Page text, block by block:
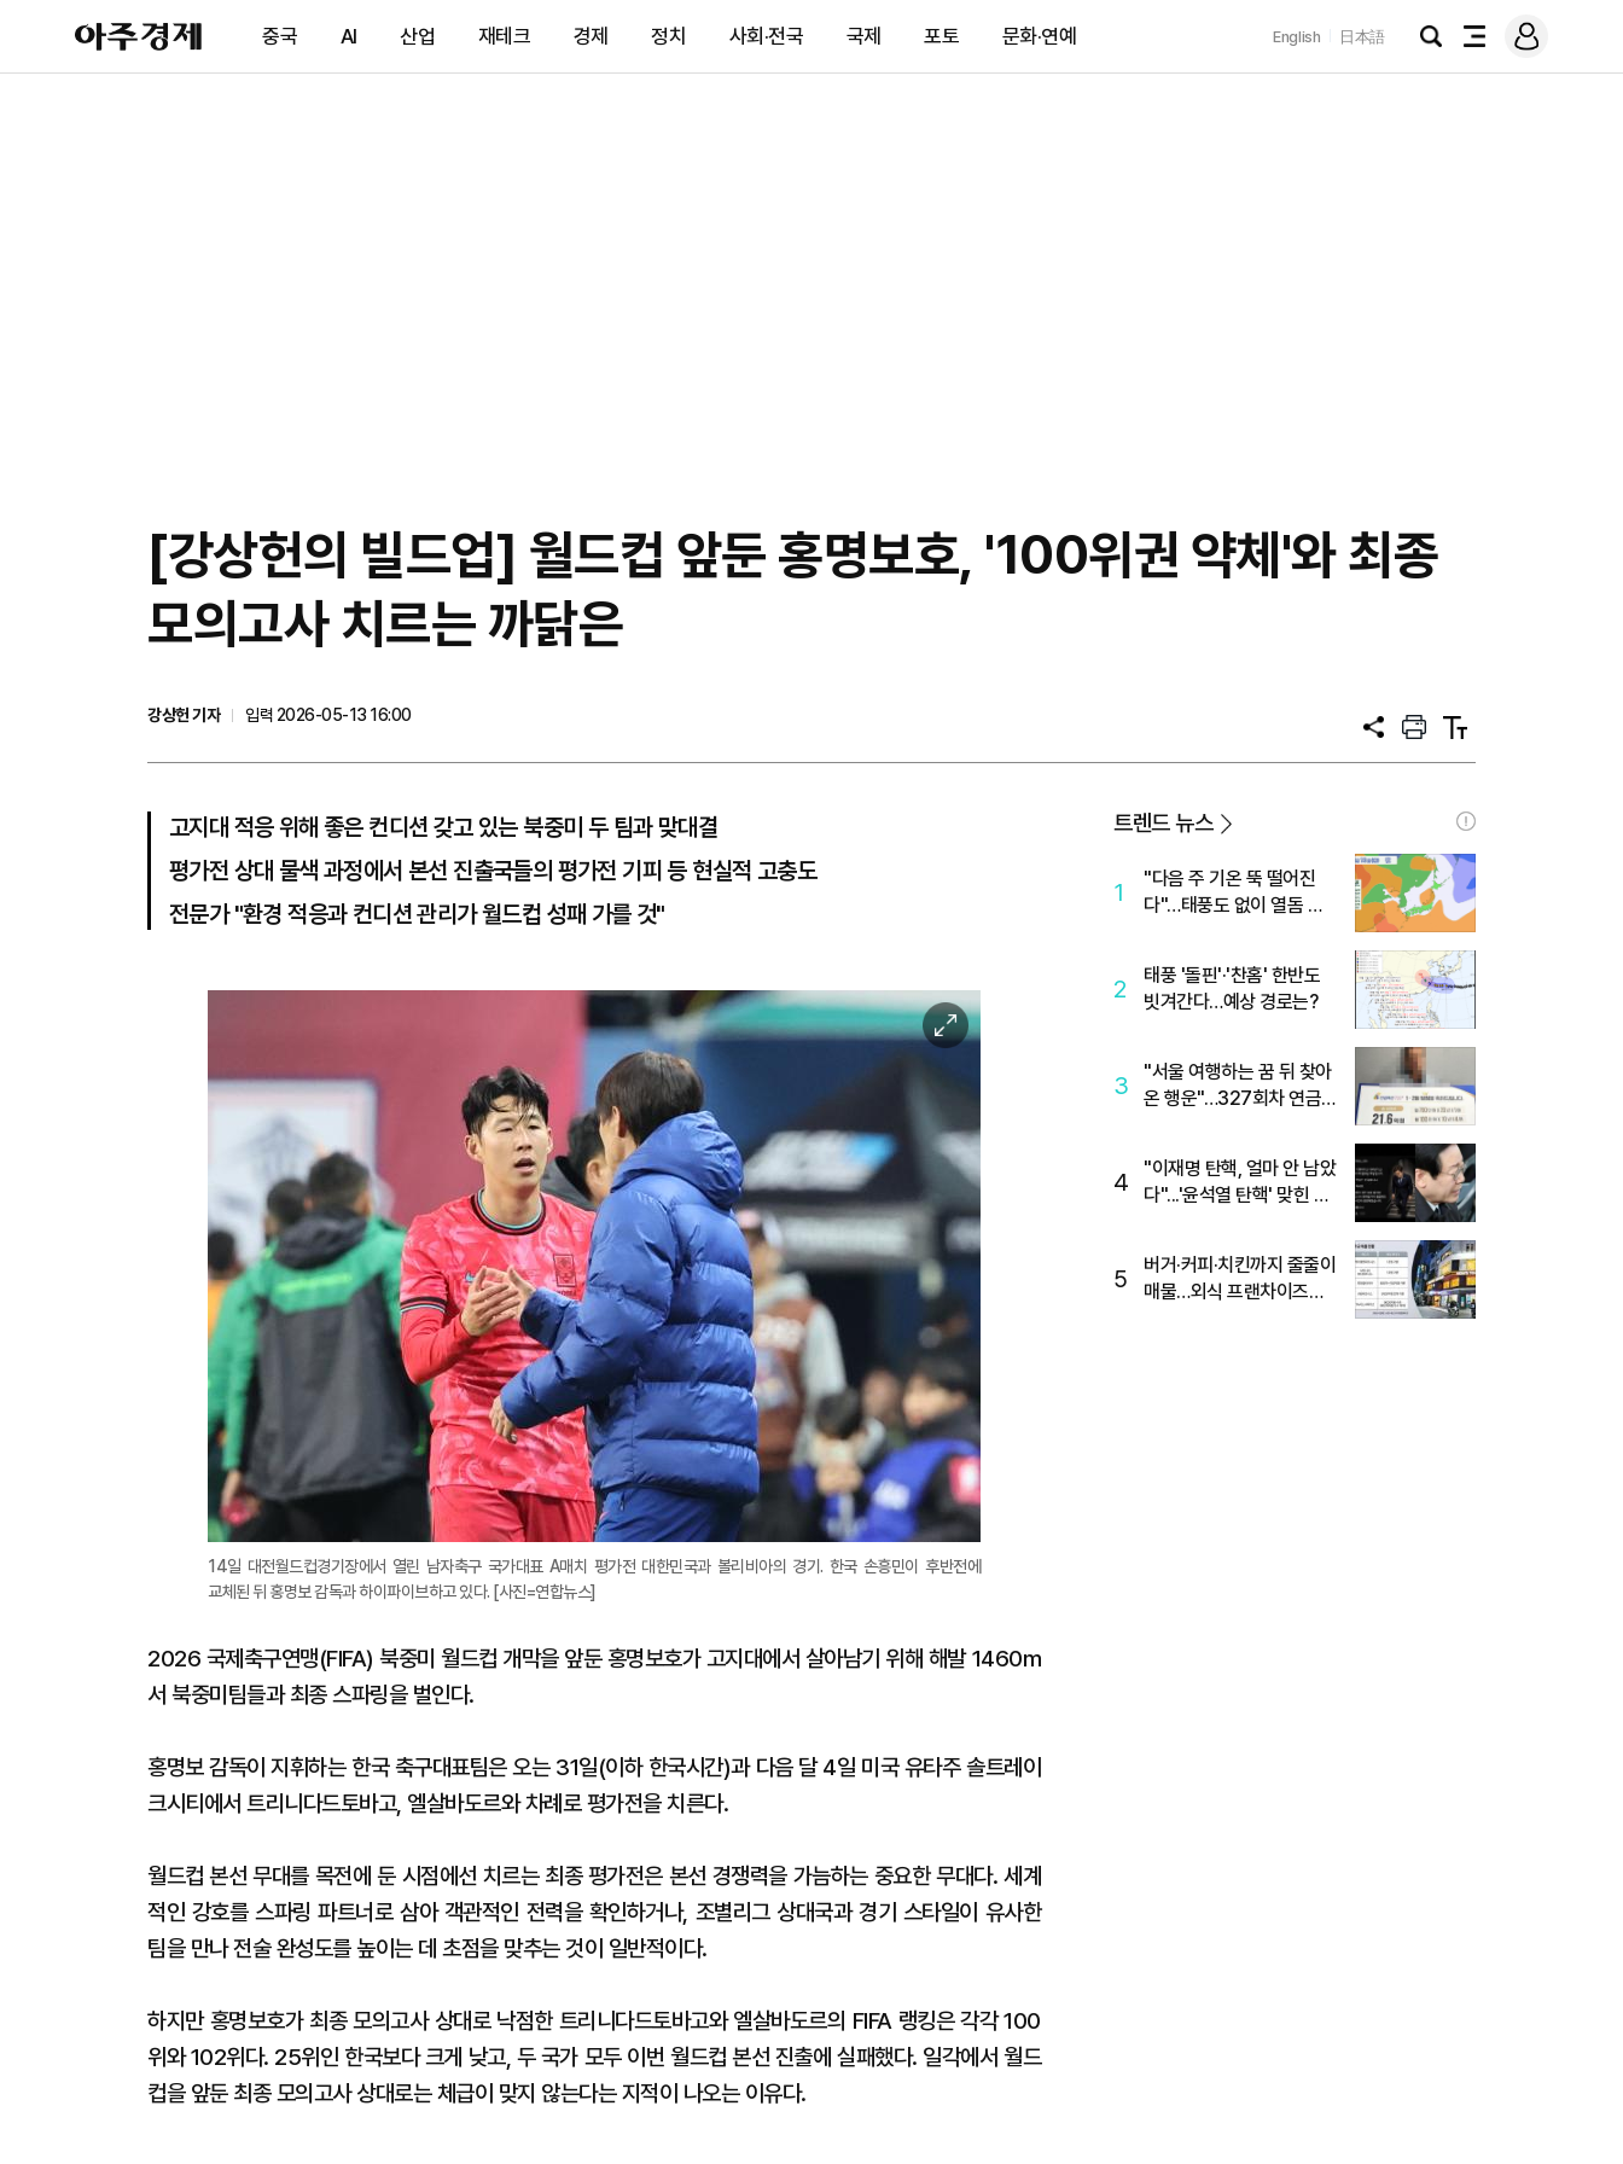
아
주
제
중국 AI 산업 재테크 경제 정치 사회·전국 국제 포토 문화·연예 English 日本語
검
전
메
그
[강상헌의 빌드업] 월드컵 앞둔 홍명보호, '100위권 약체'와 최종
모의고사 치르는 까닭은
강상헌 기자
입력 2026-05-13 16:00
공
프
트
텍
트
고지대 적응 위해 좋은 컨디션 갖고 있는 북중미 두 팀과 맞대결
평가전 상대 물색 과정에서 본선 진출국들의 평가전 기피 등 현실적 고충도
전문가 "환경 적응과 컨디션 관리가 월드컵 성패 가를 것"
이
미
지
확
대
14일 대전월드컵경기장에서 열린 남자축구 국가대표 A매치 평가전 대한민국과 볼리비아의 경기. 한국 손흥민이 후반전에
교체된 뒤 홍명보 감독과 하이파이브하고 있다. [사진=연합뉴스]
2026 국제축구연맹(FIFA) 북중미 월드컵 개막을 앞둔 홍명보호가 고지대에서 살아남기 위해 해발 1460m
서 북중미팀들과 최종 스파링을 벌인다.
홍명보 감독이 지휘하는 한국 축구대표팀은 오는 31일(이하 한국시간)과 다음 달 4일 미국 유타주 솔트레이
크시티에서 트리니다드토바고, 엘살바도르와 차례로 평가전을 치른다.
월드컵 본선 무대를 목전에 둔 시점에선 치르는 최종 평가전은 본선 경쟁력을 가늠하는 중요한 무대다. 세계
적인 강호를 스파링 파트너로 삼아 객관적인 전력을 확인하거나, 조별리그 상대국과 경기 스타일이 유사한
팀을 만나 전술 완성도를 높이는 데 초점을 맞추는 것이 일반적이다.
하지만 홍명보호가 최종 모의고사 상대로 낙점한 트리니다드토바고와 엘살바도르의 FIFA 랭킹은 각각 100
위와 102위다. 25위인 한국보다 크게 낮고, 두 국가 모두 이번 월드컵 본선 진출에 실패했다. 일각에서 월드
컵을 앞둔 최종 모의고사 상대로는 체급이 맞지 않는다는 지적이 나오는 이유다.
트렌드 뉴스
1
"다음 주 기온 뚝 떨어진
다"…태풍도 없이 열돔 박
2
태풍 '돌핀'·'찬홈' 한반도
빗겨간다…예상 경로는?
3
"서울 여행하는 꿈 뒤 찾아
온 행운"…327회차 연금
4
"이재명 탄핵, 얼마 안 남았
다"...'윤석열 탄핵' 맞힌 무
5
버거·커피·치킨까지 줄줄이
매물…외식 프랜차이즈